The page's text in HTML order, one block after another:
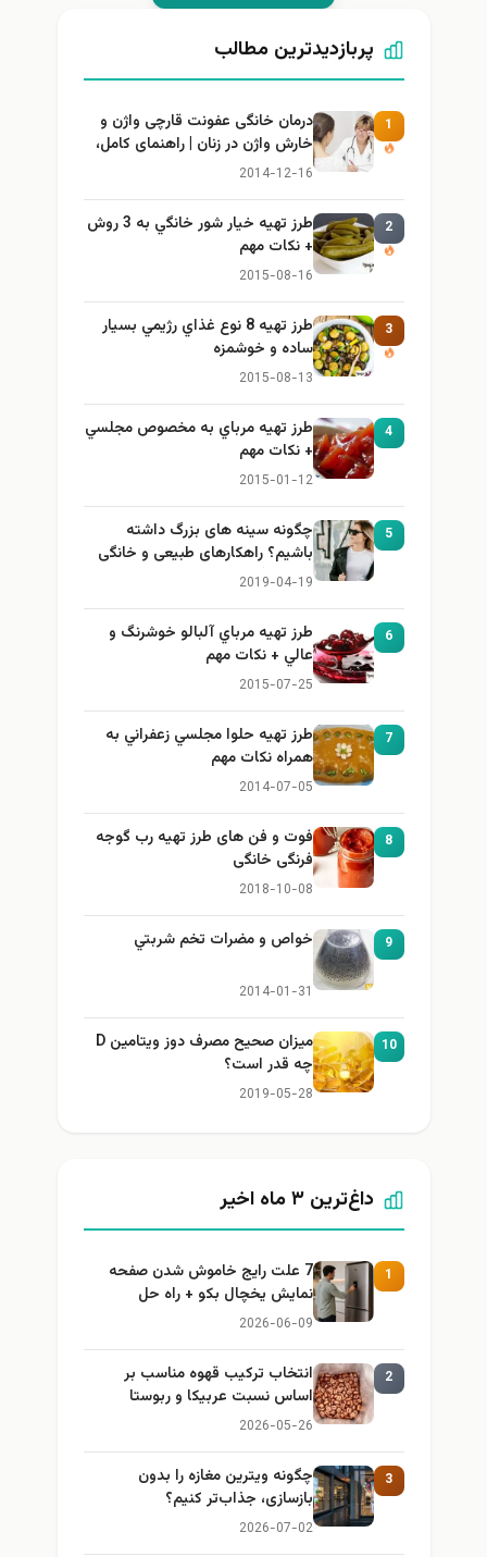
پربازدیدترین مطالب
1
درمان خانگی عفونت قارچی واژن و
خارش واژن در زنان | راهنمای کامل،
ایمن و کاربردی
2014-12-16
2
طرز تهيه خیار شور خانگي به 3 روش
+ نكات مهم
2015-08-16
3
طرز تهيه 8 نوع غذاي رژيمي بسيار
ساده و خوشمزه
2015-08-13
4
طرز تهيه مرباي به مخصوص مجلسي
+ نكات مهم
2015-01-12
5
چگونه سینه های بزرگ داشته
باشیم؟ راهکارهای طبیعی و خانگی
برای بزرگ کردن سینه
2019-04-19
6
طرز تهيه مرباي آلبالو خوشرنگ و
عالي + نكات مهم
2015-07-25
7
طرز تهيه حلوا مجلسي زعفراني به
همراه نكات مهم
2014-07-05
8
فوت و فن های طرز تهیه رب گوجه
فرنگی خانگی
2018-10-08
9 خواص و مضرات تخم شربتي
2014-01-31
10
میزان صحیح مصرف دوز ویتامین D
چه قدر است؟
2019-05-28
داغ‌ترین ۳ ماه اخیر
1
7 علت رایج خاموش شدن صفحه
نمایش یخچال بکو + راه حل
2026-06-09
2
انتخاب ترکیب قهوه مناسب بر
اساس نسبت عربیکا و ربوستا
2026-05-26
3
چگونه ویترین مغازه را بدون
بازسازی، جذاب‌تر کنیم؟
2026-07-02